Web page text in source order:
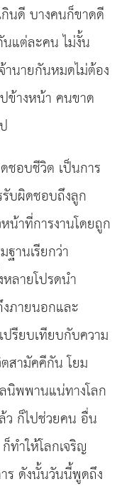
นดี บางคนก็ขาดดี
แต่ละคน ไม่งั้น
านายกันหมดไม่ต้อง
ข้างหน้า คนขาด
ชอบชีวิต เป็นการ
บผิดชอบถึงลูก
าที่การงานโดยถูก
านเรียกว่า
ลายโปรดนำ
งภายนอกและ
ปรียบเทียบกับความ
สามัคคีกัน โยม
ลนิพพานแน่ทางโลก
ก็ไปช่วยคน อื่น
ทำให้โลกเจริญ
ร ดังนั้นวันนี้พูดถึง